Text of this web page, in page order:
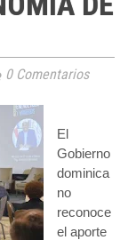
0 Comentarios
El
Gobierno
dominica
no
reconoce
el aporte